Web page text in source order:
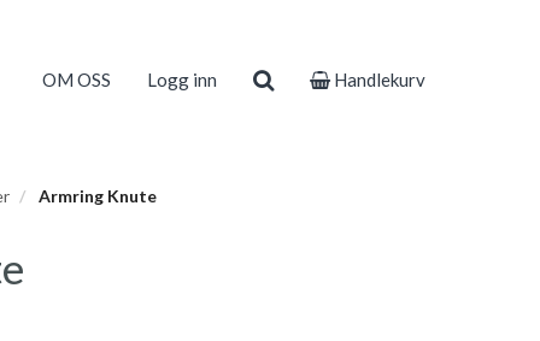
OM OSS Logg inn Handlekurv
Armring Knute